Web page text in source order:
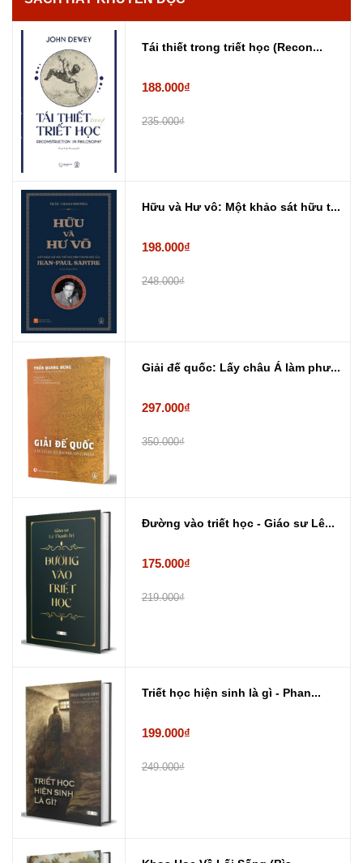
Tái thiết trong triết học (Recon...
188.000₫
235.000₫
Hữu và Hư vô: Một khảo sát hữu t...
198.000₫
248.000₫
Giải đế quốc: Lấy châu Á làm phư...
297.000₫
350.000₫
Đường vào triết học - Giáo sư Lê...
175.000₫
219.000₫
Triết học hiện sinh là gì - Phan...
199.000₫
249.000₫